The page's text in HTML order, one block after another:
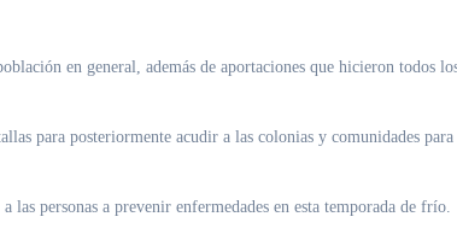
en general, además de aportaciones que hicieron todos
para posteriormente acudir a las colonias y comunidades para
personas a prevenir enfermedades en esta temporada de frío.